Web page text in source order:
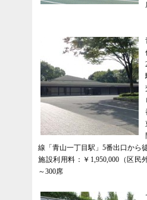
線「青山一丁目駅」5番出口から
施設利用料：￥1,950,000（区民
～300席